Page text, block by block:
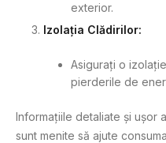
exterior.
Izolația Clădirilor:
Asigurați o
pierderile de
Informațiile detaliate și ușor
sunt menite să ajute